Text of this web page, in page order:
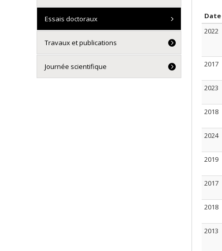
Date
2022
2017
2023
2018
2024
2019
2017
2018
2013
Essais doctoraux
Travaux et publications
Journée scientifique